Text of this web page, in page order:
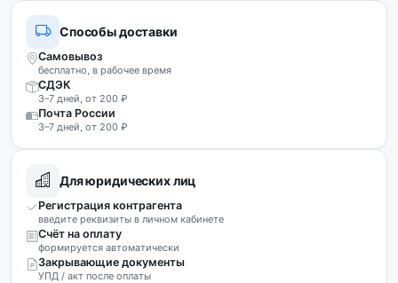
Способы доставки
Самовывоз
бесплатно, в рабочее время
СДЭК
3–7 дней, от 200 ₽
Почта России
3–7 дней, от 200 ₽
Для юридических лиц
Регистрация контрагента
введите реквизиты в личном кабинете
Счёт на оплату
формируется автоматически
Закрывающие документы
УПД / акт после оплаты